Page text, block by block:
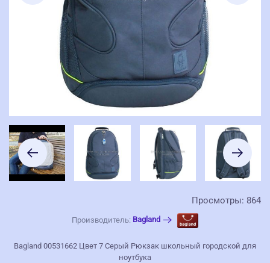
Просмотры: 864
Производитель: Bagland
Bagland 00531662 Цвет 7 Серый Рюкзак школьный городской для
ноутбука